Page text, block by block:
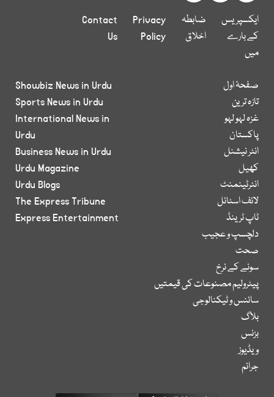
ایکسپریس
کے بارے
میں
ضابطہ
اخلاق
Privacy
Policy
Contact
Us
صفحۂ اول
تازہ ترین
غزہ لہو لہو
پاکستان
انٹر نیشنل
کھیل
انٹرٹینمنٹ
لائف اسٹائل
ٹاپ ٹرینڈ
دلچسپ و عجیب
صحت
سونے کے نرخ
پیٹرولیم مصنوعات کی قیمتیں
سائنس و ٹیکنالوجی
بلاگ
بزنس
ویڈیوز
جرائم
Showbiz News in Urdu
Sports News in Urdu
International News in
Urdu
Business News in Urdu
Urdu Magazine
Urdu Blogs
The Express Tribune
Express Entertainment